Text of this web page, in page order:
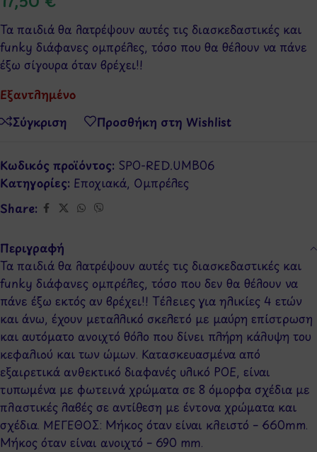
Τα παιδιά θα λατρέψουν αυτές τις διασκεδαστικές και
funky διάφανες ομπρέλες, τόσο που θα θέλουν να πάνε
έξω σίγουρα όταν βρέχει!!
Εξαντλημένο
Σύγκριση
Προσθήκη στη Wishlist
Κωδικός προϊόντος: SPO-RED.UMB06
Κατηγορίες: Εποχιακά, Ομπρέλες
Share:
Περιγραφή
Τα παιδιά θα λατρέψουν αυτές τις διασκεδαστικές και
funky διάφανες ομπρέλες, τόσο που δεν θα θέλουν να
πάνε έξω εκτός αν βρέχει!! Τέλειες για ηλικίες 4 ετών
και άνω, έχουν μεταλλικό σκελετό με μαύρη επίστρωση
και αυτόματο ανοιχτό θόλο που δίνει πλήρη κάλυψη του
κεφαλιού και των ώμων. Κατασκευασμένα από
εξαιρετικά ανθεκτικό διαφανές υλικό POE, είναι
τυπωμένα με φωτεινά χρώματα σε 8 όμορφα σχέδια με
πλαστικές λαβές σε αντίθεση με έντονα χρώματα και
σχέδια. ΜΕΓΕΘΟΣ: Μήκος όταν είναι κλειστό – 660mm.
Μήκος όταν είναι ανοιχτό – 690 mm.